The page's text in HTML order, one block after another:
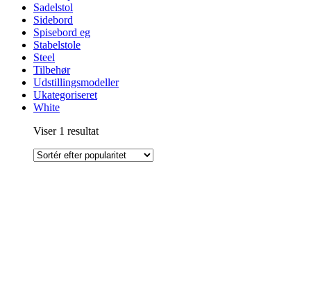
Sadelstol
Sidebord
Spisebord eg
Stabelstole
Steel
Tilbehør
Udstillingsmodeller
Ukategoriseret
White
Viser 1 resultat